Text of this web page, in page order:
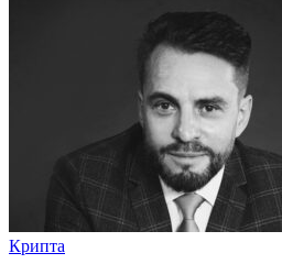
Крипта